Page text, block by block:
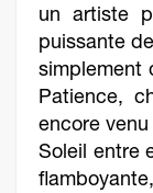
un artiste
puissante
simplement
Patience,
encore
Soleil entre